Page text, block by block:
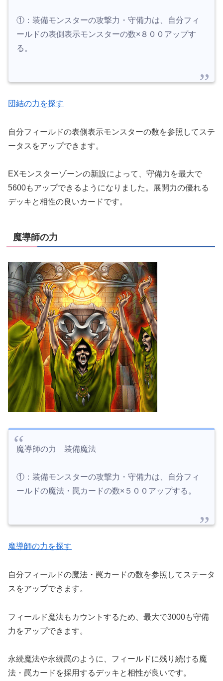
①：装備モンスターの攻撃力・守備力は、自分フィ
ールドの表側表示モンスターの数×８００アップす
る。
団結の力を探す
自分フィールドの表側表示モンスターの数を参照してステ
ータスをアップできます。
EXモンスターゾーンの新設によって、守備力を最大で
5600もアップできるようになりました。展開力の優れる
デッキと相性の良いカードです。
魔導師の力
魔導師の力 装備魔法
①：装備モンスターの攻撃力・守備力は、自分フィ
ールドの魔法・罠カードの数×５００アップする。
魔導師の力を探す
自分フィールドの魔法・罠カードの数を参照してステータ
スをアップできます。
フィールド魔法もカウントするため、最大で3000も守備
力をアップできます。
永続魔法や永続罠のように、フィールドに残り続ける魔
法・罠カードを採用するデッキと相性が良いです。